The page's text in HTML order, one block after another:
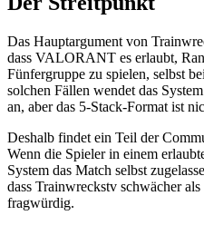
Das Hauptargument von
dass VALORANT es erlaubt,
Fünfergruppe zu spielen, selbst
solchen Fällen wendet das
an, aber das 5-Stack-Format ist
Deshalb findet ein Teil der
Wenn die Spieler in einem
System das Match selbst
dass Trainwreckstv schwächer
fragwürdig.